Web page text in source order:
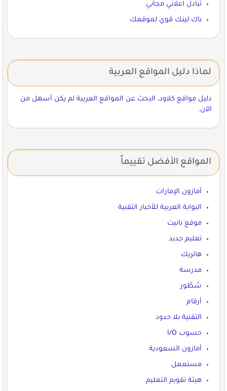
تبادل اعلاني مجاني
باك لينك قوي لموقعك
لماذا دليل المواقع العربية
دليل مواقع كلاود، البحث عن المواقع العربية لم يكن أسهل من
الآن.
المواقع الأفضل تقييماً
أمازون الإمارات
البوابة العربية للأخبار التقنية
موقع بانيت
تعليم جديد
هاتريك
مدرسة
سُطُور
أرقام
التقنية بلا حدود
حسوب I/O
أمازون السعودية
مستعمل
هيئة تقويم التعليم